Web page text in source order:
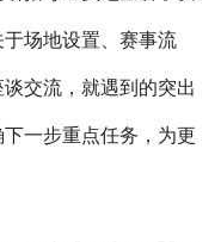
场地设置、赛事流
交流，就遇到的突出
一步重点任务，为更